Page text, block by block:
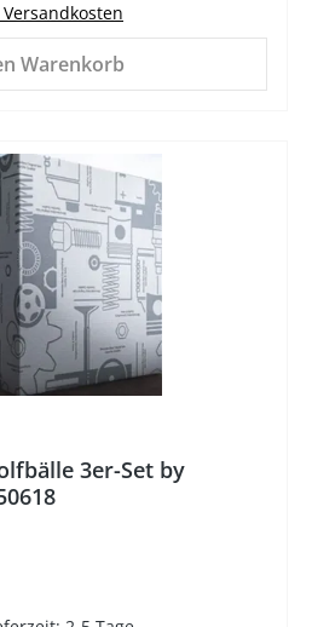
Warenkorb
3er-Set by